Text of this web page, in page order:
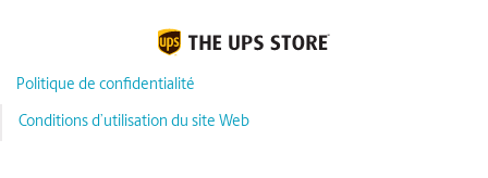
Politique de confidentialité
Conditions d’utilisation du site Web